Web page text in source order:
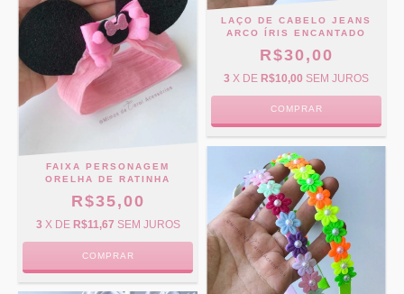
FAIXA PERSONAGEM
ORELHA DE RATINHA
R$35,00
3 X DE R$11,67 SEM JUROS
LAÇO DE CABELO JEANS
ARCO ÍRIS ENCANTADO
R$30,00
3 X DE R$10,00 SEM JUROS
COMPRAR